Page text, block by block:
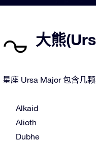
大熊
星座 Ursa Major 包含几
Alkaid
Alioth
Dubhe